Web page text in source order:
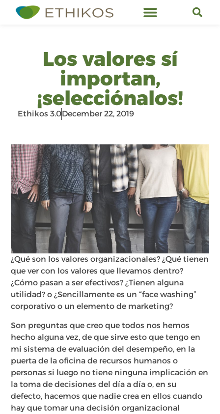
Los valores sí
importan,
¡selecciónalos!
Ethikos 3.0December 22, 2019
¿Qué son los valores organizacionales? ¿Qué tienen
que ver con los valores que llevamos dentro?
¿Cómo pasan a ser efectivos? ¿Tienen alguna
utilidad? o ¿Sencillamente es un “face washing”
corporativo o un elemento de marketing?
Son preguntas que creo que todos nos hemos
hecho alguna vez, de que sirve esto que tengo en
mi sistema de evaluación del desempeño, en la
puerta de la oficina de recursos humanos o
personas si luego no tiene ninguna implicación en
la toma de decisiones del día a día o, en su
defecto, hacemos que nadie crea en ellos cuando
hay que tomar una decisión organizacional